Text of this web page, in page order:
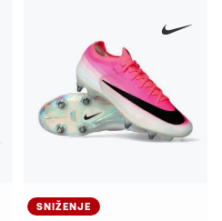
SNIŽENJE